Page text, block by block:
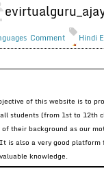
Comment
Hindi
of this website is to
students (from 1st to 12th
of their background as our
is also a very good
knowledge.